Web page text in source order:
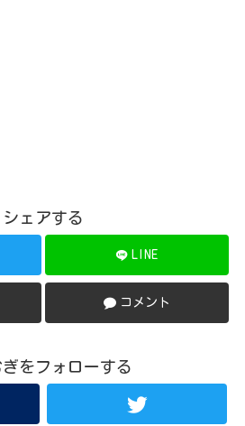
シェアする
LINE
コメント
をフォローする